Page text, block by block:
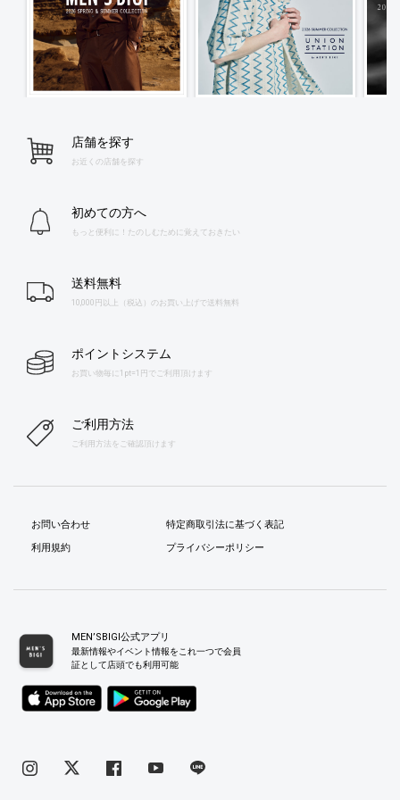
店舗を探す
お近くの店舗を探す
初めての方へ
もっと便利に！たのしむために覚えておきたい
送料無料
10,000円以上（税込）のお買い上げで送料無料
ポイントシステム
お買い物毎に1pt=1円でご利用頂けます
ご利用方法
ご利用方法をご確認頂けます
お問い合わせ
利用規約
特定商取引法に基づく表記
プライバシーポリシー
MEN’SBIGI公式アプリ
最新情報やイベント情報をこれ一つで会員
証として店頭でも利用可能